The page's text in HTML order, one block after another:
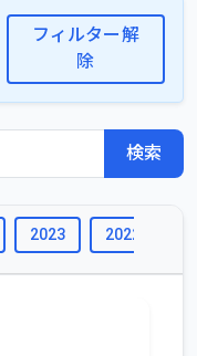
フィルター解
除
検索
2023 2022